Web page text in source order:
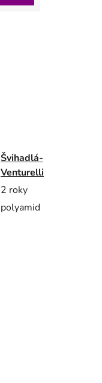
Švihadlá-
Venturelli
2 roky
polyamid